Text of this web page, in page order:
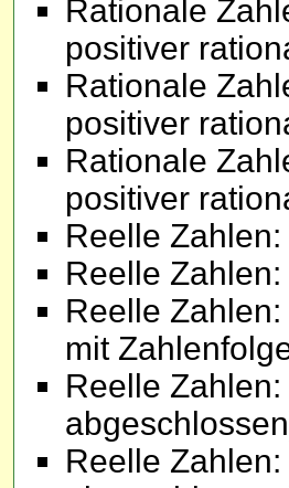
Rationale
positiver
Rationale
positiver
Rationale
positiver
Reelle
Reelle
Reelle
mit
Reelle Zahlen:
Reelle Zahlen: